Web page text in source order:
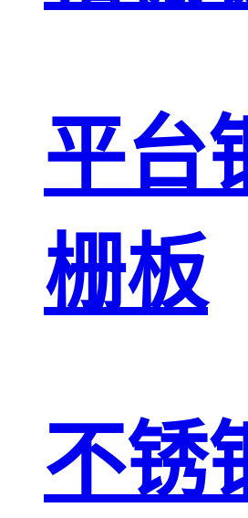
平台
栅板
不锈